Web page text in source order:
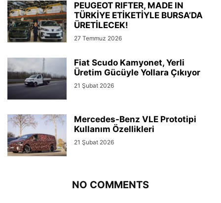
PEUGEOT RIFTER, MADE IN
TÜRKİYE ETİKETİYLE BURSA’DA
ÜRETİLECEK!
27 Temmuz 2026
Fiat Scudo Kamyonet, Yerli
Üretim Gücüyle Yollara Çıkıyor
21 Şubat 2026
Mercedes-Benz VLE Prototipi
Kullanım Özellikleri
21 Şubat 2026
NO COMMENTS